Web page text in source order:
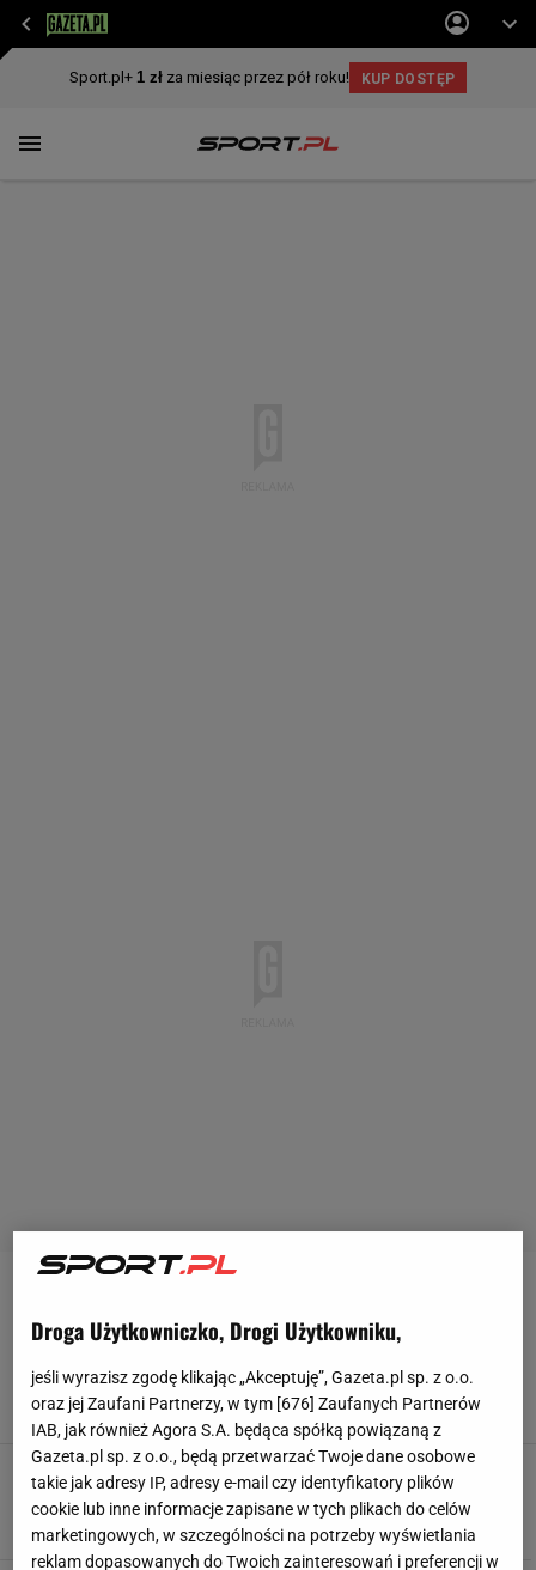
Oba zespoły odpadają
wm,25 CZERWCA 2010, 22:23
RPA 2010. Szwajcaria atakuje
Michał Szadkowski, Kapsztad,25 CZERWCA 2010, 00:05
Droga Użytkowniczko, Drogi Użytkowniku,
jeśli wyrazisz zgodę klikając „Akceptuję”, Gazeta.pl sp. z o.o.
oraz jej Zaufani Partnerzy, w tym [676] Zaufanych Partnerów
IAB, jak również Agora S.A. będąca spółką powiązaną z
Gazeta.pl sp. z o.o., będą przetwarzać Twoje dane osobowe
takie jak adresy IP, adresy e-mail czy identyfikatory plików
cookie lub inne informacje zapisane w tych plikach do celów
marketingowych, w szczególności na potrzeby wyświetlania
reklam dopasowanych do Twoich zainteresowań i preferencji w